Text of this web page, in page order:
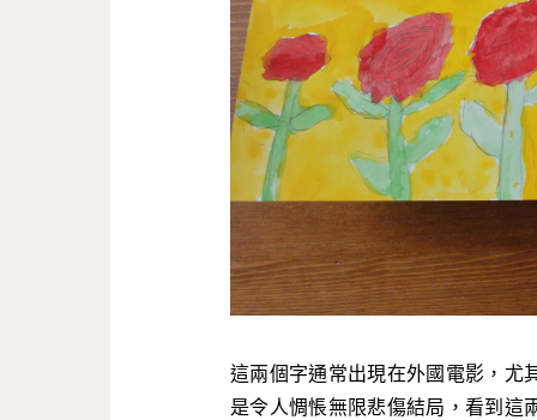
這兩個字通常出現在外國電影，尤
是令人惆悵無限悲傷結局，看到這